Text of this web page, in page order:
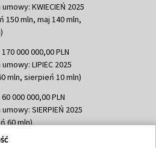
KWIECIEŃ 2025
150 mln, maj 140 mln,
000 000,00 PLN
LIPIEC 2025
mln, sierpień 10 mln)
000 000,00 PLN
SIERPIEŃ 2025
60 mln)
783 051,21 PLN